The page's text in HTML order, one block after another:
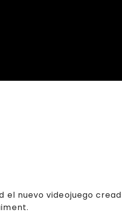
el nuevo videojuego